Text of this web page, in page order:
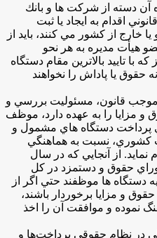
آن دسته از شركت ‌ها و بانك
اقدام به ايجاد يا ثبت
خارج از كشور مي‌ كنند، بايد از
هيأت مديره به هر نحو
با تاييد بالا‌ترين مقام دستگاه
يا پاداش را نخواهند
قانون، مسئوليت بررسي و
مزايا را به عهده دارد، موظف
دستگاه هاي مشمول و
كشوري، نسبت به هماهنگي
نمايد. از آنجايي كه در سال
حقوق و دستمزد در كل
دستگاه ‌ها موظفند حتي اگر از
و مزايا برخوردار باشند،
نموده و موافقت آن را اخذ
در نظام حقوقي پرداخت­‌ها و